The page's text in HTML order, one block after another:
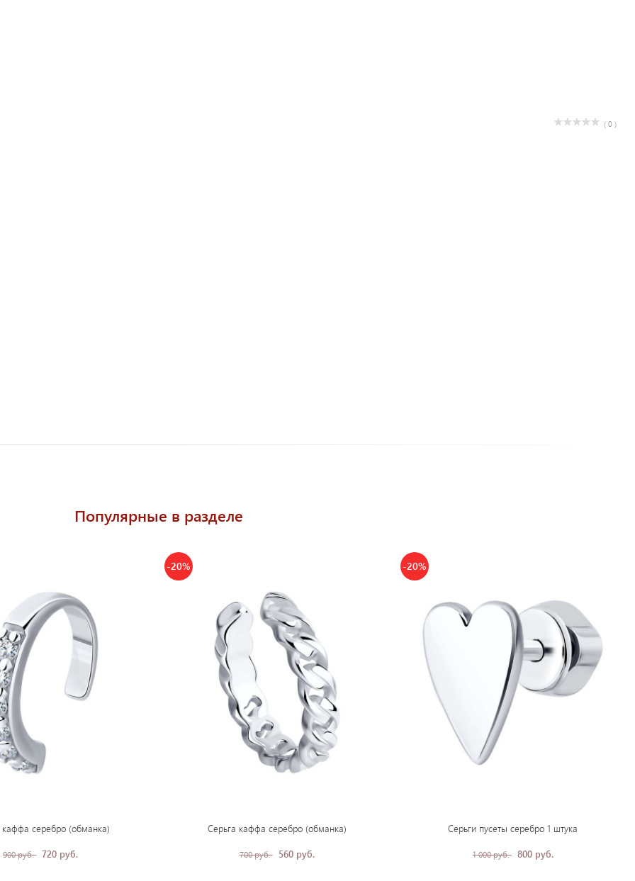
( 0 )
Популярные в разделе
каффа серебро (обманка)
900 руб. 720 руб.
-20%
Серьга каффа серебро (обманка)
700 руб. 560 руб.
-20%
Серьги пусеты серебро 1 штука
1 000 руб. 800 руб.